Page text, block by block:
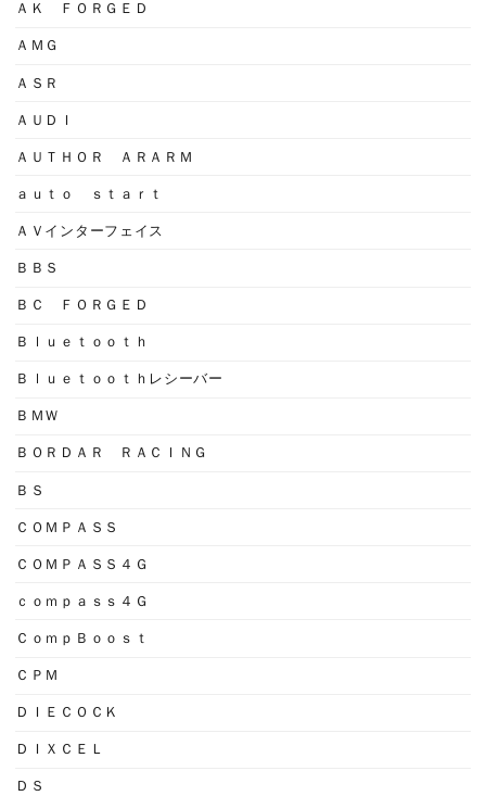
ＡＫ ＦＯＲＧＥＤ
ＡＭＧ
ＡＳＲ
ＡＵＤＩ
ＡＵＴＨＯＲ ＡＲＡＲＭ
ａｕｔｏ ｓｔａｒｔ
ＡＶインターフェイス
ＢＢＳ
ＢＣ ＦＯＲＧＥＤ
Ｂｌｕｅｔｏｏｔｈ
Ｂｌｕｅｔｏｏｔｈレシーバー
ＢＭＷ
ＢＯＲＤＡＲ ＲＡＣＩＮＧ
ＢＳ
ＣＯＭＰＡＳＳ
ＣＯＭＰＡＳＳ４Ｇ
ｃｏｍｐａｓｓ４Ｇ
ＣｏｍｐＢｏｏｓｔ
ＣＰＭ
ＤＩＥＣＯＣＫ
ＤＩＸＣＥＬ
ＤＳ